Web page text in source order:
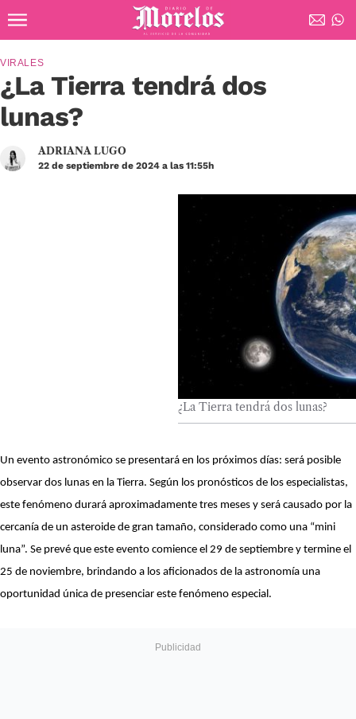
Diario de Morelos
¿La Tierra tendrá dos
lunas?
VIRALES
ADRIANA LUGO
22 de septiembre de 2024 a las 11:55h
¿La Tierra tendrá dos lunas?
Un evento astronómico se presentará en los próximos días: será posible
observar dos lunas en la Tierra. Según los pronósticos de los especialistas,
este fenómeno durará aproximadamente tres meses y será causado por la
cercanía de un asteroide de gran tamaño, considerado como una “mini
luna”. Se prevé que este evento comience el 29 de septiembre y termine el
25 de noviembre, brindando a los aficionados de la astronomía una
oportunidad única de presenciar este fenómeno especial.